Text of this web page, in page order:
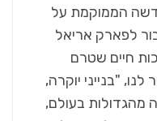
הממוקמת על
לפארק אריאל
חיים שטרם
"בנייני יוקרה,
מהגדולות בעולם,